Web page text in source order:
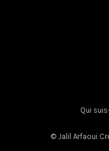
Qui
© Jalil Arfaoui